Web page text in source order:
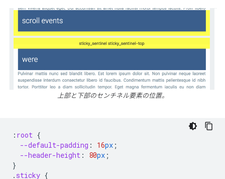
上部と下部のセンチネル要素の位置。
: root {
--default-padding : 16px ;
--header-height : 80px ;
}
. sticky {